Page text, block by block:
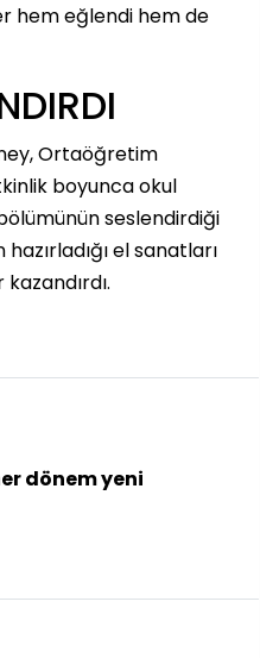
hem eğlendi hem de
Ortaöğretim
boyunca okul
seslendirdiği
el sanatları
dönem yeni